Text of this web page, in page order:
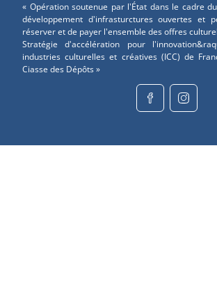
« Opération soutenue par l'État dans le cadre
développement d'infrasturctures ouvertes et
réserver et de payer l'ensemble des offres
Stratégie d'accélération pour
industries culturelles et créatives (ICC) de
Ciasse des Dépôts »